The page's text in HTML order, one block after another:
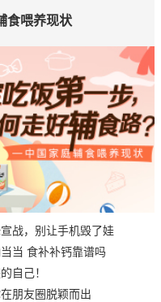
食喂养现状
战，别让手机毁了娃
当 食补补钙靠谱吗
自己！
朋友圈脱颖而出